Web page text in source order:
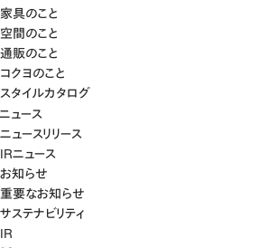
家具のこと
空間のこと
通販のこと
コクヨのこと
スタイルカタログ
ニュース
ニュースリリース
IRニュース
お知らせ
重要なお知らせ
サステナビリティ
IR